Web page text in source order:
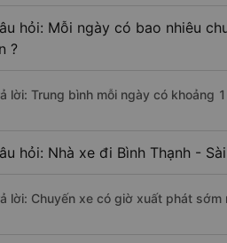
hỏi: Mỗi ngày có bao nhiêu
?
lời: Trung bình mỗi ngày có
hỏi: Nhà xe đi Bình Thạnh -
lời: Chuyến xe có giờ xuất phát